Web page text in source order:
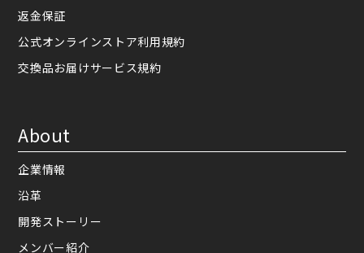
返金保証
公式オンラインストア利用規約
交換品お届けサービス規約
About
企業情報
沿革
開発ストーリー
メンバー紹介